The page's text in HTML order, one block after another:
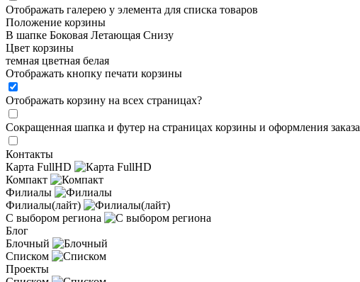
Отображать галерею у элемента для списка товаров
Положение корзины
В шапке Боковая Летающая Снизу
Цвет корзины
темная цветная белая
Отображать кнопку печати корзины
Отображать корзину на всех страницах?
Сокращенная шапка и футер на страницах корзины и оформления заказа
Контакты
Карта FullHD
Компакт
Филиалы
Филиалы(лайт)
С выбором региона
Блог
Блочный
Списком
Проекты